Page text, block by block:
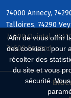
Afin de vous offrir
des cookies : pour
récolter des
du site et vous
sécurité.
74000 Annecy,
Talloires, 74290
74600 Quintal,
74600 Seynod